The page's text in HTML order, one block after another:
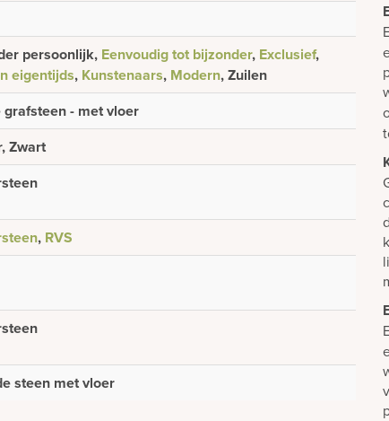
persoonlijk, Eenvoudig tot bijzonder, Exclusief,
eigentijds, Kunstenaars, Modern, Zuilen
grafsteen - met vloer
Zwart
, RVS
steen met vloer